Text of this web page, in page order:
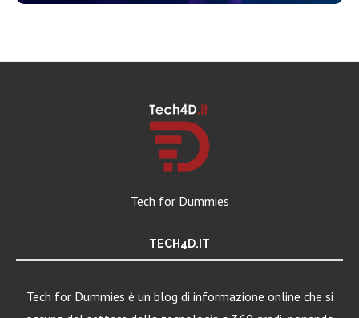
Tech for Dummies
TECH4D.IT
Tech for Dummies è un blog di informazione online che si